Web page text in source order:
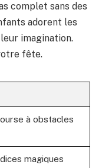
complet sans des
adorent les
imagination.
fête.
à obstacles
magiques